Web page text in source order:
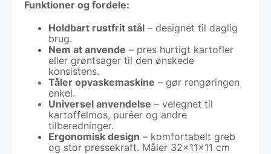
Funktioner og fordele:
Holdbart rustfrit stål – designet til daglig
brug.
Nem at anvende – pres hurtigt kartofler
eller grøntsager til den ønskede
konsistens.
Tåler opvaskemaskine – gør rengøringen
enkel.
Universel anvendelse – velegnet til
kartoffelmos, puréer og andre
tilberedninger.
Ergonomisk design – komfortabelt greb
og stor pressekraft. Måler 32x11x11 cm